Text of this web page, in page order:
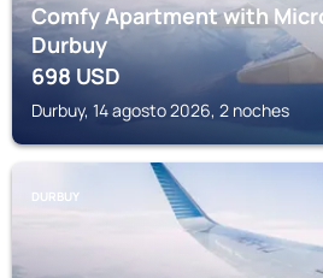
Comfy Apartment with
Durbuy
698USD
Durbuy, 14 agosto 2026, 2 noches
DURBUY